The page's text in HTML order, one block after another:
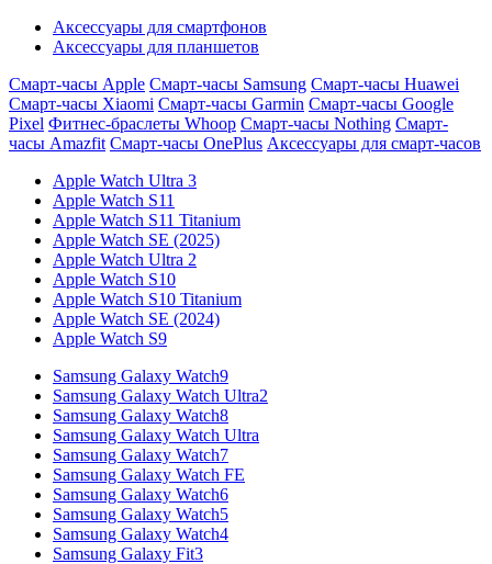
Аксессуары для смартфонов
Аксессуары для планшетов
Смарт-часы Apple Смарт-часы Samsung Смарт-часы Huawei
Смарт-часы Xiaomi Смарт-часы Garmin Смарт-часы Google
Pixel Фитнес-браслеты Whoop Смарт-часы Nothing Смарт-
часы Amazfit Смарт-часы OnePlus Аксессуары для смарт-часов
Apple Watch Ultra 3
Apple Watch S11
Apple Watch S11 Titanium
Apple Watch SE (2025)
Apple Watch Ultra 2
Apple Watch S10
Apple Watch S10 Titanium
Apple Watch SE (2024)
Apple Watch S9
Samsung Galaxy Watch9
Samsung Galaxy Watch Ultra2
Samsung Galaxy Watch8
Samsung Galaxy Watch Ultra
Samsung Galaxy Watch7
Samsung Galaxy Watch FE
Samsung Galaxy Watch6
Samsung Galaxy Watch5
Samsung Galaxy Watch4
Samsung Galaxy Fit3